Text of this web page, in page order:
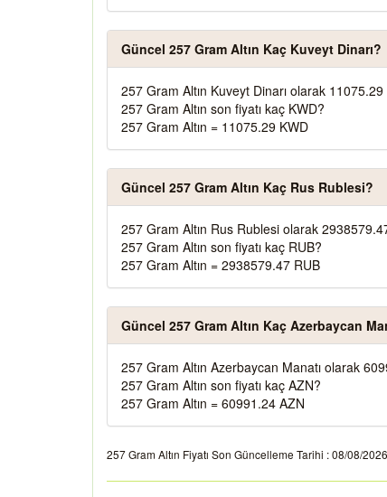
Güncel 257 Gram Altın Kaç Kuveyt Dinarı?
257 Gram Altın Kuveyt Dinarı olarak
257 Gram Altın son fiyatı kaç KWD?
257 Gram Altın = 11075.29 KWD
Güncel 257 Gram Altın Kaç Rus Rublesi?
257 Gram Altın Rus Rublesi olarak
257 Gram Altın son fiyatı kaç RUB?
257 Gram Altın = 2938579.47 RUB
Güncel 257 Gram Altın Kaç Azerbaycan
257 Gram Altın Azerbaycan Manatı olarak
257 Gram Altın son fiyatı kaç AZN?
257 Gram Altın = 60991.24 AZN
257 Gram Altın Fiyatı Son Güncelleme Tarihi : 08/08/